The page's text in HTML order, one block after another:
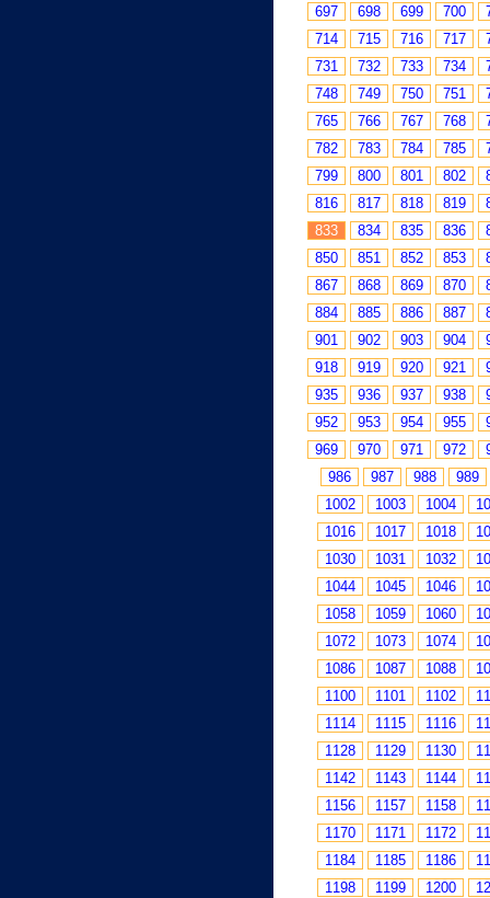
697 698 699 700
714
715 716 717
731
732 733 734
748
749 750 751
765
766 767 768
782
783 784 785
799
800 801 802
816
817 818 819
833
834 835 836
850
851 852 853
867
868 869 870
884
885 886 887
901
902 903 904
918
919 920 921
935
936 937 938
952
953 954 955
969
970 971 972
986
987 988
989
1002
1003 1004
1016
1017 1018
1030
1031 1032
1044
1045 1046
1058
1059 1060
1072
1073 1074
1086
1087 1088
1100
1101 1102
1114
1115 1116
1128
1129 1130
1142
1143 1144
1156
1157 1158
1170
1171 1172
1184
1185 1186
1198
1199 1200